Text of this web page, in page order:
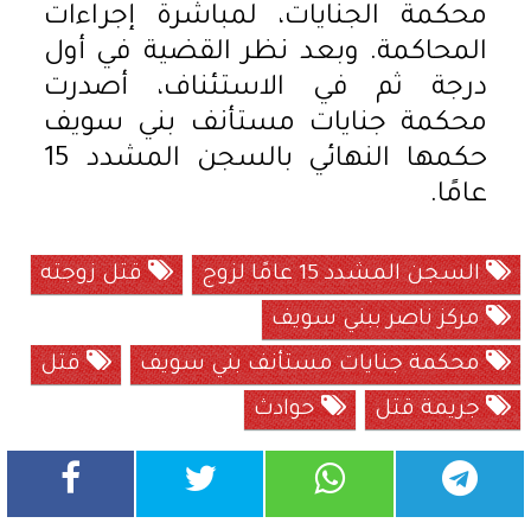
محكمة الجنايات، لمباشرة إجراءات
المحاكمة. وبعد نظر القضية في أول
درجة ثم في الاستئناف، أصدرت
محكمة جنايات مستأنف بني سويف
حكمها النهائي بالسجن المشدد 15
عامًا.
السجن المشدد 15 عامًا لزوج
قتل زوجته
مركز ناصر ببني سويف
محكمة جنايات مستأنف بني سويف
قتل
جريمة قتل
حوادث